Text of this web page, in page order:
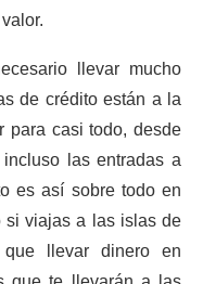
llevar mucho
de crédito están a la
para casi todo, desde
las entradas a
es así sobre todo en
si viajas a las islas de
que llevar dinero en